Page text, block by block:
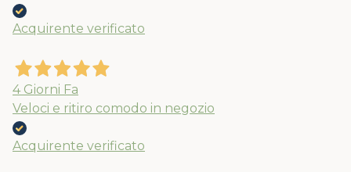
Acquirente verificato
4 Giorni Fa
Veloci e ritiro comodo in negozio
Acquirente verificato